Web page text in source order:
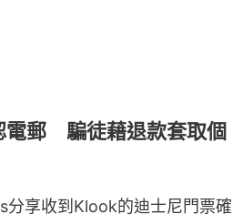
電郵 騙徒藉退款套取個
享收到Klook的迪士尼門票確